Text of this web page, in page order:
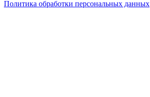
Политика обработки персональных данных